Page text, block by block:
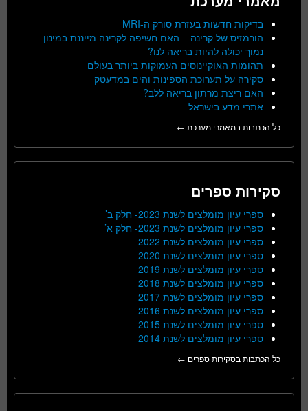
בדיקות חדשות בעזרת סורק ה-MRI
הורמזיס של קרינה – האם חשיפה לקרינה מייננת במינון
נמוך יכולה להיות בריאה לנו?
תהומות האוקיינוסים העמוקות ביותר בעולם
סקירה על תערוכת הספינות והים במדעטק
האם ריצת מרתון בריאה ללב?
אתרי מדע בישראל
כל הכתבות במאמרי מערכת ←
סקירות ספרים
ספרי עיון מומלצים לשנת 2023- חלק ב’
ספרי עיון מומלצים לשנת 2023- חלק א’
ספרי עיון מומלצים לשנת 2022
ספרי עיון מומלצים לשנת 2020
ספרי עיון מומלצים לשנת 2019
ספרי עיון מומלצים לשנת 2018
ספרי עיון מומלצים לשנת 2017
ספרי עיון מומלצים לשנת 2016
ספרי עיון מומלצים לשנת 2015
ספרי עיון מומלצים לשנת 2014
כל הכתבות בסקירות ספרים ←